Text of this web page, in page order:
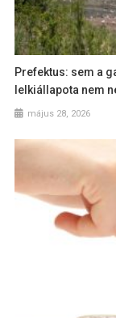
Prefektus: sem a
lelkiállapota nem
május 28, 2026